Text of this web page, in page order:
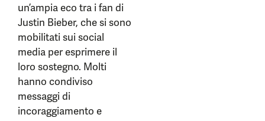
un’ampia eco tra i fan di
Justin Bieber, che si sono
mobilitati sui social
media per esprimere il
loro sostegno. Molti
hanno condiviso
messaggi di
incoraggiamento e